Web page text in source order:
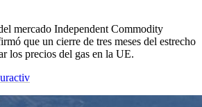
mercado Independent Commodity
que un cierre de tres meses del estrecho
los precios del gas en la UE.